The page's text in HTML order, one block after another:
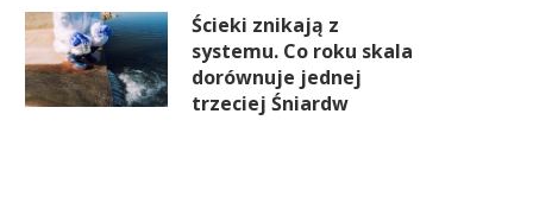
Ścieki znikają z
systemu. Co roku skala
dorównuje jednej
trzeciej Śniardw